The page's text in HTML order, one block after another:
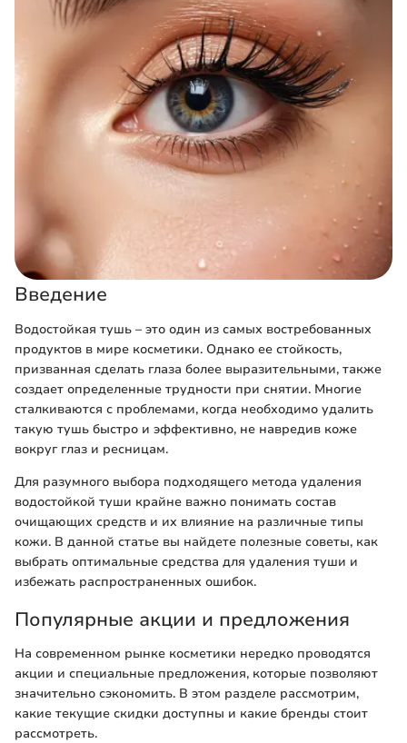
Введение
Водостойкая тушь – это один из самых востребованных
продуктов в мире косметики. Однако ее стойкость,
призванная сделать глаза более выразительными, также
создает определенные трудности при снятии. Многие
сталкиваются с проблемами, когда необходимо удалить
такую тушь быстро и эффективно, не навредив коже
вокруг глаз и ресницам.
Для разумного выбора подходящего метода удаления
водостойкой туши крайне важно понимать состав
очищающих средств и их влияние на различные типы
кожи. В данной статье вы найдете полезные советы, как
выбрать оптимальные средства для удаления туши и
избежать распространенных ошибок.
Популярные акции и предложения
На современном рынке косметики нередко проводятся
акции и специальные предложения, которые позволяют
значительно сэкономить. В этом разделе рассмотрим,
какие текущие скидки доступны и какие бренды стоит
рассмотреть.